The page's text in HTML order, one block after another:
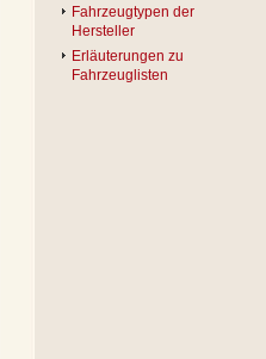
Fahrzeugtypen der
Hersteller
Erläuterungen zu
Fahrzeuglisten